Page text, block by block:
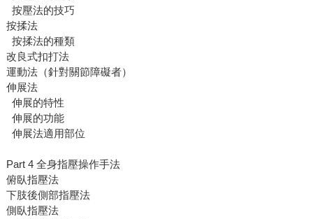
按壓法的技巧
按揉法
按揉法的種類
改良式扣打法
運動法（針對關節障礙者）
伸展法
伸展的特性
伸展的功能
伸展法適用部位
Part 4 全身指壓操作手法
俯臥指壓法
下肢後側部指壓法
側臥指壓法